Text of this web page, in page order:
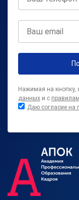
Нажимая на кнопку,
данных и с
Даю согласие на